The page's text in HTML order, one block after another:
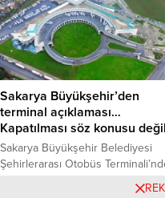
yapılacaklar hakkında bilgi
alışverişinde bulunan Başkan
Kayer, “Amacımız esnafımızla
istişare etmek, fikir alışverişinde
bulunmak ve Tatarlı’mız için
yaptığımız çalışmalar ve
yapacağımız projeleri bizzat
anlatmak”...
Sakarya Büyükşehir’den
terminal açıklaması…
Kapatılması söz konusu
Sakarya Büyükşehir Belediyesi
Şehirlerarası Otobüs
0